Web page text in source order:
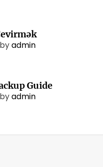
byadmin
Guide
byadmin